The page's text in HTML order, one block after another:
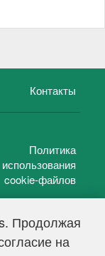
Продолжая
на
Контакты
Политика
использования
cookie-файлов